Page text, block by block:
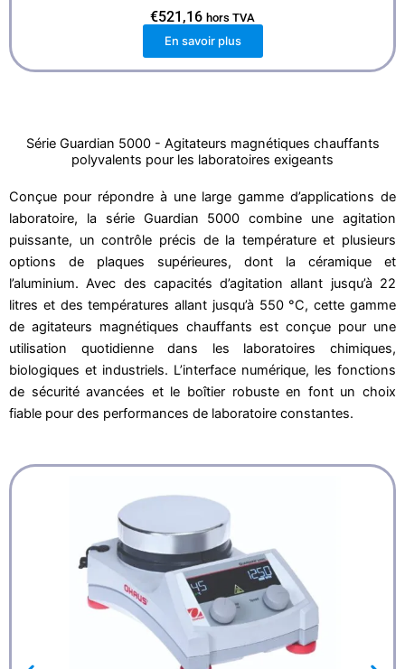
€521,16 hors TVA
En savoir plus
Série Guardian 5000 - Agitateurs magnétiques chauffants
polyvalents pour les laboratoires exigeants
Conçue pour répondre à une large gamme d’applications de
laboratoire, la série Guardian 5000 combine une agitation
puissante, un contrôle précis de la température et plusieurs
options de plaques supérieures, dont la céramique et
l’aluminium. Avec des capacités d’agitation allant jusqu’à 22
litres et des températures allant jusqu’à 550 °C, cette gamme
de agitateurs magnétiques chauffants est conçue pour une
utilisation quotidienne dans les laboratoires chimiques,
biologiques et industriels. L’interface numérique, les fonctions
de sécurité avancées et le boîtier robuste en font un choix
fiable pour des performances de laboratoire constantes.